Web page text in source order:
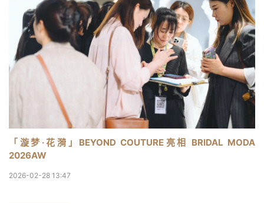
「漩梦·花漪」BEYOND COUTURE亮相 BRIDAL MODA
2026AW
2026-02-28 13:47